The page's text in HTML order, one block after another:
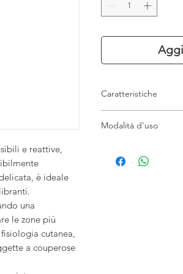
e reattive,
è ideale
una
le zone più
cutanea,
a couperose
Caratteristiche
Azione lenitiva e
Supporta il
Indicata per pelli
Modalità d'uso
detersa del viso,